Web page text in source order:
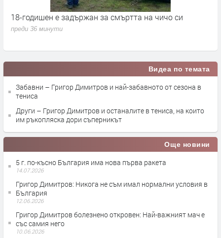
18-годишен е задържан за смъртта на чичо си
преди 36 минути
Видеа по темата
Забавни – Григор Димитров и най-забавното от сезона в
тениса
Други – Григор Димитров и останалите в тениса, на които
им ръкопляска дори съперникът
Още новини
5 г. по-късно България има нова първа ракета
14.07.2026
Григор Димитров: Никога не съм имал нормални условия в
България
12.06.2026
Григор Димитров болезнено откровен: Най-важният мач е
със самия него
10.06.2026